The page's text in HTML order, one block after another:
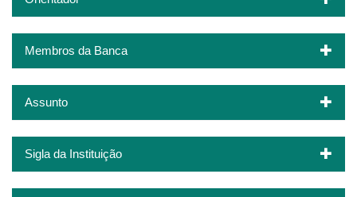
Membros da Banca
Assunto
Sigla da Instituição